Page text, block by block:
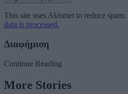
This site uses Akismet to reduce spam.
data is processed.
Διαφήμιση
Continue Reading
More Stories